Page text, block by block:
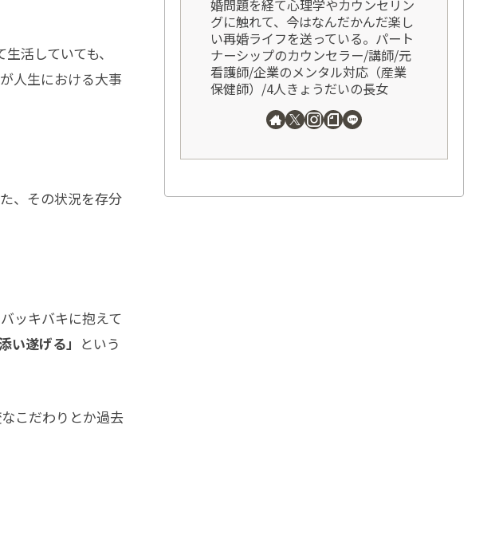
活していても、
人生における大事
、その状況を存分
ッキバキに抱えて
い遂げる」 という
こだわりとか過去
婚問題を経て心理学やカウンセリン
グに触れて、今はなんだかんだ楽し
い再婚ライフを送っている。パート
ナーシップのカウンセラー/講師/元
看護師/企業のメンタル対応（産業
保健師）/4人きょうだいの長女